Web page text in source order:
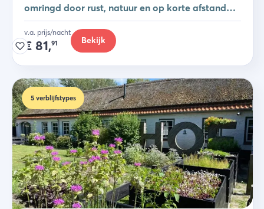
omringd door rust, natuur en op korte afstand
van het strand.
v.a. prijs/nacht
€ 81,91 Bekijk
5 verblijfstypes